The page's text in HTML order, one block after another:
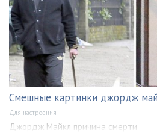
Смешные картинки джордж
Для настроения
Джордж Майкл причина смерти